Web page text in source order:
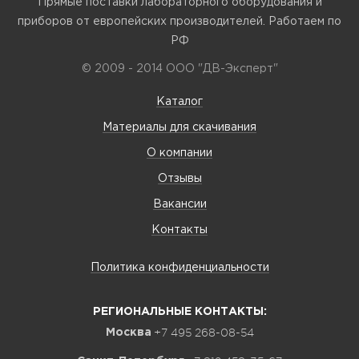
Прямые поставки лабораторного оборудования и
приборов от европейских производителей. Работаем по
РФ
© 2009 - 2014 ООО "ДВ-Эксперт"
Каталог
Материалы для скачивания
О компании
Отзывы
Вакансии
Контакты
Политика конфиденциальности
РЕГИОНАЛЬНЫЕ КОНТАКТЫ:
Москва +7 495 268-08-54